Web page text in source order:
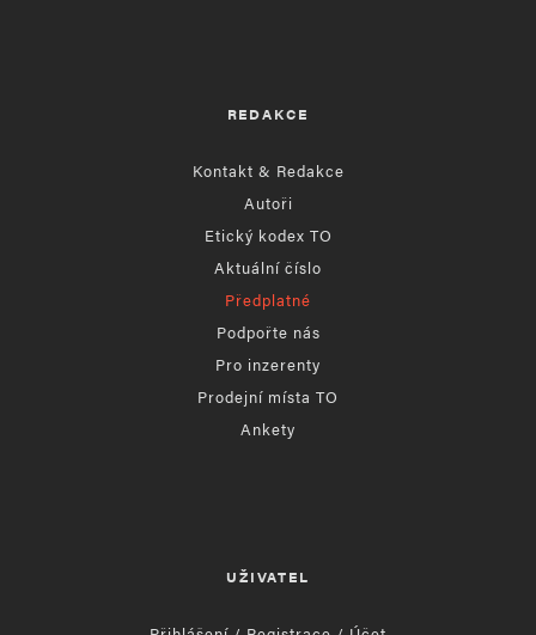
REDAKCE
Kontakt & Redakce
Autoři
Etický kodex TO
Aktuální číslo
Předplatné
Podpořte nás
Pro inzerenty
Prodejní místa TO
Ankety
UŽIVATEL